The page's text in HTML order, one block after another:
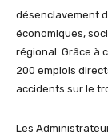
désenclavement
économiques,
régional. Grâce à
200 emplois
accidents sur le
Les